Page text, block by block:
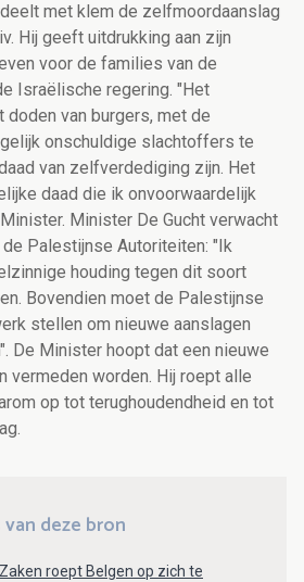
met klem de zelfmoordaanslag
Hij geeft uitdrukking aan zijn
voor de families van de
Israëlische regering. "Het
van burgers, met de
onschuldige slachtoffers te
van zelfverdediging zijn. Het
daad die ik onvoorwaardelijk
Minister De Gucht verwacht
Palestijnse Autoriteiten: "Ik
houding tegen dit soort
Bovendien moet de Palestijnse
stellen om nieuwe aanslagen
De Minister hoopt dat een nieuwe
vermeden worden. Hij roept alle
op tot terughoudendheid en tot
deze bron
roept Belgen op zich te